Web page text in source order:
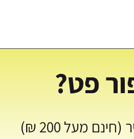
פט?
מעל 200 ₪)